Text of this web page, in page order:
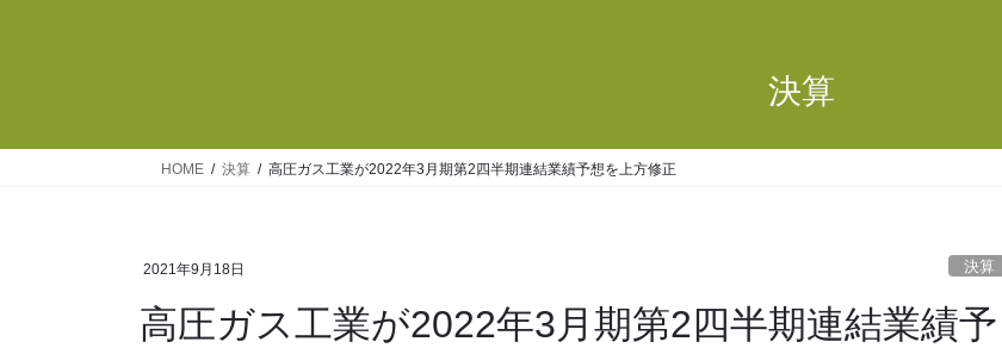
決算
HOME 決算 高圧ガス工業が2022年3月期第2四半期連結業績予想を上方修正
2021年9月18日 決算
高圧ガス工業が2022年3月期第2四半期連結業績予